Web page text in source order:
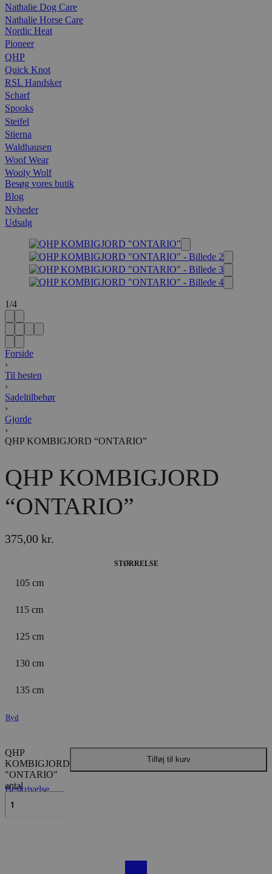
Nathalie Dog Care
Nathalie Horse Care
Nordic Heat
Pioneer
QHP
Quick Knot
RSL Handsker
Scharf
Spooks
Steifel
Stierna
Waldhausen
Woof Wear
Wooly Wolf
Besøg vores butik
Blog
Nyheder
Udsalg
1/4
Forside
›
Til hesten
›
Sadeltilbehør
›
Gjorde
›
QHP KOMBIGJORD “ONTARIO”
QHP KOMBIGJORD
“ONTARIO”
375,00 kr.
STØRRELSE
105 cm
115 cm
125 cm
130 cm
135 cm
Ryd
QHP
KOMBIGJORD
"ONTARIO"
antal
Tilføj til kurv
Beskrivelse